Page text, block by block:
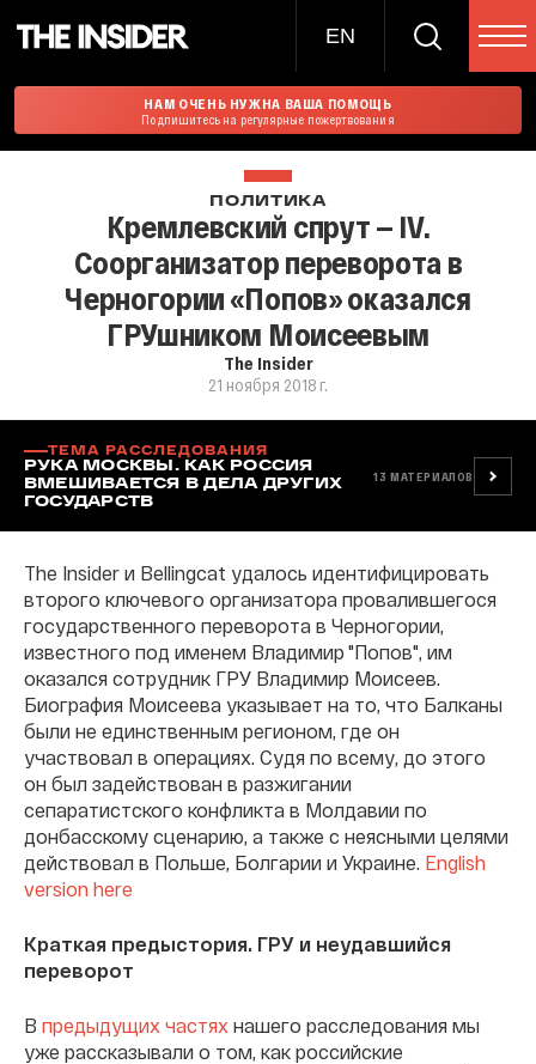
EN
НАМ ОЧЕНЬ НУЖНА ВАША ПОМОЩЬ
Подпишитесь на регулярные пожертвования
ПОЛИТИКА
Кремлевский спрут — IV.
Соорганизатор переворота в
Черногории «Попов» оказался
ГРУшником Моисеевым
The Insider
21 ноября 2018 г.
ТЕМА РАССЛЕДОВАНИЯ
РУКА МОСКВЫ. КАК РОССИЯ
ВМЕШИВАЕТСЯ В ДЕЛА ДРУГИХ
ГОСУДАРСТВ
13 МАТЕРИАЛОВ
The Insider и Bellingcat удалось идентифицировать
второго ключевого организатора провалившегося
государственного переворота в Черногории,
известного под именем Владимир "Попов", им
оказался сотрудник ГРУ Владимир Моисеев.
Биография Моисеева указывает на то, что Балканы
были не единственным регионом, где он
участвовал в операциях. Судя по всему, до этого
он был задействован в разжигании
сепаратистского конфликта в Молдавии по
донбасскому сценарию, а также с неясными целями
действовал в Польше, Болгарии и Украине. English
version here
Краткая предыстория. ГРУ и неудавшийся
переворот
В предыдущих частях нашего расследования мы
уже рассказывали о том, как российские